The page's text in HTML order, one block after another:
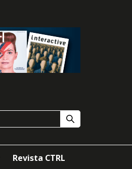
Revista CTRL